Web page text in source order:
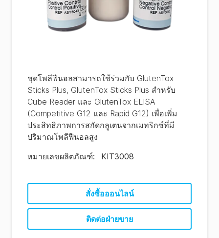
ชุดโพลีฟีนอลสามารถใช้ร่วมกับ GlutenTox
Sticks Plus, GlutenTox Sticks Plus สำหรับ
Cube Reader และ GlutenTox ELISA
(Competitive G12 และ Rapid G12) เพื่อเพิ่ม
ประสิทธิภาพการสกัดกลูเตนจากเมทริกซ์ที่มี
ปริมาณโพลีฟีนอลสูง
หมายเลขผลิตภัณฑ์: KIT3008
สั่งซื้อออนไลน์
ติดต่อฝ่ายขาย